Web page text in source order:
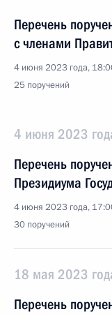
Перечень
с членами
4 июня 2023 года,
25 поручений
4 июня 2023
Перечень
Президиума
4 июня 2023 года,
30 поручений
18 мая 2023
Перечень